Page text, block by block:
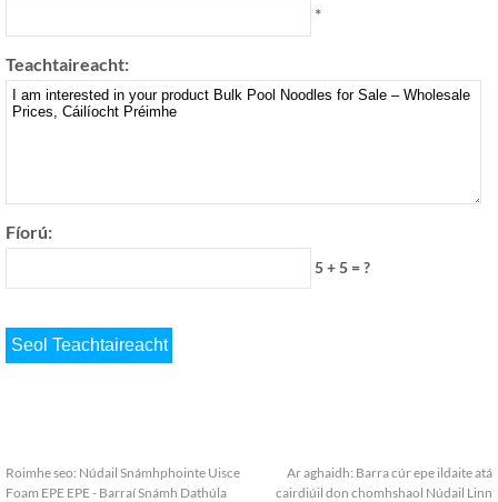
*
Teachtaireacht:
Fíorú:
5 + 5 = ?
Roimhe seo: Núdail Snámhphointe Uisce
Foam EPE EPE - Barraí Snámh Dathúla
Ar aghaidh: Barra cúr epe ildaite atá
cairdiúil don chomhshaol Núdail Linn